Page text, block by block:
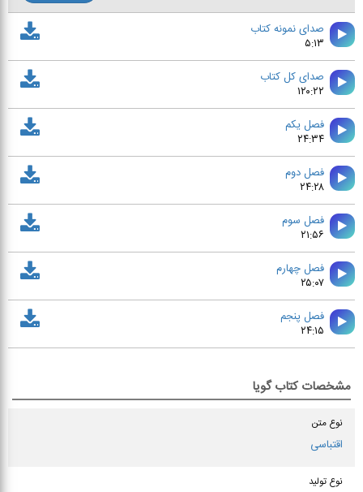
صدای نمونه کتاب
۵:۱۳
صدای کل کتاب
۱۲۰:۲۲
فصل يكم
۲۴:۳۴
فصل دوم
۲۴:۲۸
فصل سوم
۲۱:۵۶
فصل چهارم
۲۵:۰۷
فصل پنجم
۲۴:۱۵
مشخصات کتاب گویا
نوع متن
اقتباسی
نوع تولید